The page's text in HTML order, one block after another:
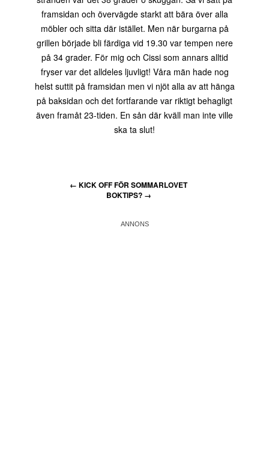
framsidan och övervägde starkt att bära över alla
möbler och sitta där istället. Men när burgarna på
grillen började bli färdiga vid 19.30 var tempen nere
på 34 grader. För mig och Cissi som annars alltid
fryser var det alldeles ljuvligt! Våra män hade nog
helst suttit på framsidan men vi njöt alla av att hänga
på baksidan och det fortfarande var riktigt behagligt
även framåt 23-tiden. En sån där kväll man inte ville
ska ta slut!
← KICK OFF FÖR SOMMARLOVET
BOKTIPS? →